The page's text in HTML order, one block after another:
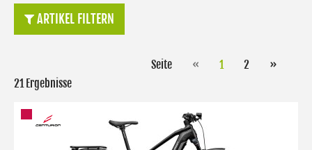
ARTIKEL FILTERN
Seite « 1 2
»
21 Ergebnisse